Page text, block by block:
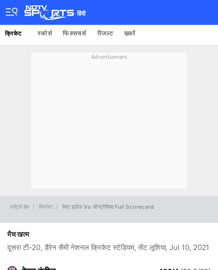
हिंदी
क्रिकेट स्कोर्स फिक्सचर्स रिजल्ट ख़बरें
Advertisement
स्पोर्ट्स होम क्रिकेट वेस्ट इंडीज़ Vs ऑस्ट्रेलिया Full Scorecard
मैच खत्म
दूसरा टी-20, डैरेन सैमी नेशनल क्रिकेट स्टेडियम, सेंट लूशिया, Jul 10, 2021